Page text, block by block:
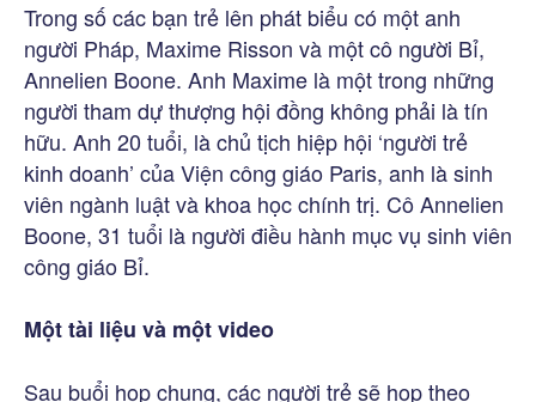
Trong số các bạn trẻ lên phát biểu có một anh
người Pháp, Maxime Risson và một cô người Bỉ,
Annelien Boone. Anh Maxime là một trong những
người tham dự thượng hội đồng không phải là tín
hữu. Anh 20 tuổi, là chủ tịch hiệp hội ‘người trẻ
kinh doanh’ của Viện công giáo Paris, anh là sinh
viên ngành luật và khoa học chính trị. Cô Annelien
Boone, 31 tuổi là người điều hành mục vụ sinh viên
công giáo Bỉ.
Một tài liệu và một video
Sau buổi họp chung, các người trẻ sẽ họp theo